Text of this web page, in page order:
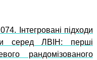
Інтегровані підходи
серед ЛВІН: перші
рандомізованого